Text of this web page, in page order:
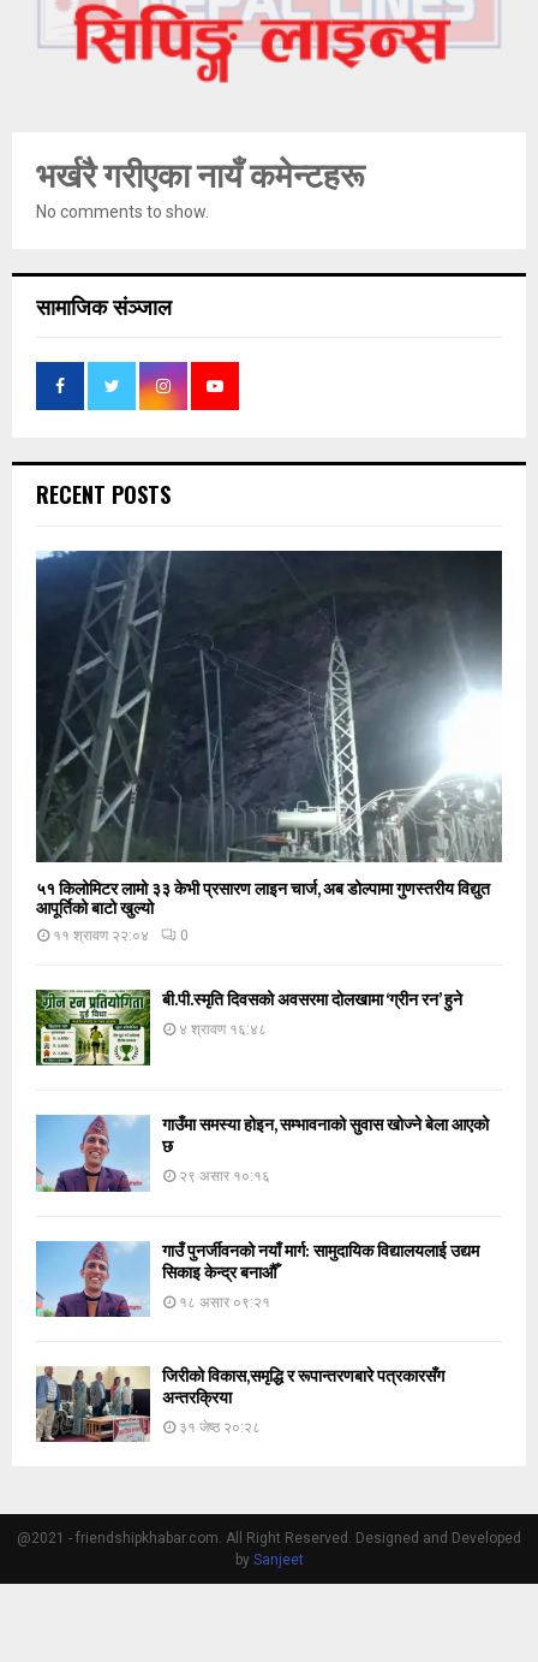
भर्खरै गरीएका नायँ कमेन्टहरू
No comments to show.
सामाजिक संञ्जाल
RECENT POSTS
५१ किलोमिटर लामो ३३ केभी प्रसारण लाइन चार्ज, अब डोल्पामा गुणस्तरीय विद्युत
आपूर्तिको बाटो खुल्यो
११ श्रावण २२:०४ 0
बी.पी.स्मृति दिवसको अवसरमा दोलखामा ‘ग्रीन रन’ हुने
४ श्रावण १६:४८
गाउँमा समस्या होइन, सम्भावनाको सुवास खोज्ने बेला आएको
छ
२९ असार १०:१६
गाउँ पुनर्जीवनको नयाँ मार्ग: सामुदायिक विद्यालयलाई उद्यम
सिकाइ केन्द्र बनाऔँ
१८ असार ०९:२१
जिरीको विकास,समृद्धि र रूपान्तरणबारे पत्रकारसँग
अन्तरक्रिया
३१ जेष्ठ २०:२८
@2021 - friendshipkhabar.com. All Right Reserved. Designed and Developed
by Sanjeet